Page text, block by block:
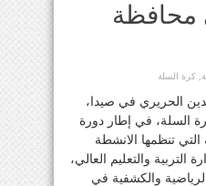
محافظة
كرة السلة
الحريري في صيدا،
السلة، في إطار دورة
التي تنظمها الانشطة
التربية والتعليم العالي،
والكشفية في